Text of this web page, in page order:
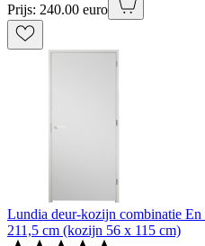
Prijs: 240.00 euro
Lundia deur-kozijn combinatie
211,5 cm (kozijn 56 x 115 cm)